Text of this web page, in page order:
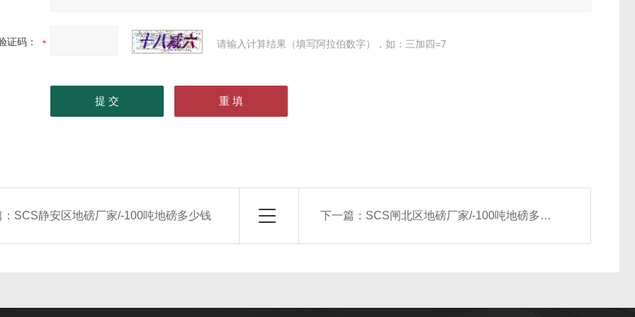
证码： 请输入计算结果（填写阿拉伯数字），如：三加四=7
SCS静安区地磅厂家/-100吨地磅多少钱 下一篇： SCS闸北区地磅厂家/-100吨地磅多少钱